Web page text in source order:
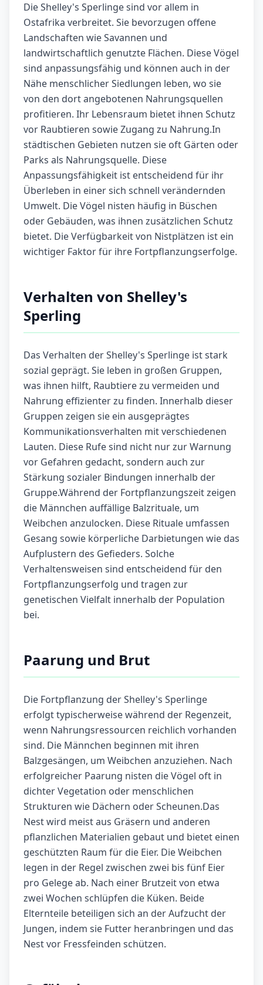
Die Shelley's Sperlinge sind vor allem in
Ostafrika verbreitet. Sie bevorzugen offene
Landschaften wie Savannen und
landwirtschaftlich genutzte Flächen. Diese Vögel
sind anpassungsfähig und können auch in der
Nähe menschlicher Siedlungen leben, wo sie
von den dort angebotenen Nahrungsquellen
profitieren. Ihr Lebensraum bietet ihnen Schutz
vor Raubtieren sowie Zugang zu Nahrung.In
städtischen Gebieten nutzen sie oft Gärten oder
Parks als Nahrungsquelle. Diese
Anpassungsfähigkeit ist entscheidend für ihr
Überleben in einer sich schnell verändernden
Umwelt. Die Vögel nisten häufig in Büschen
oder Gebäuden, was ihnen zusätzlichen Schutz
bietet. Die Verfügbarkeit von Nistplätzen ist ein
wichtiger Faktor für ihre Fortpflanzungserfolge.
Verhalten von Shelley's
Sperling
Das Verhalten der Shelley's Sperlinge ist stark
sozial geprägt. Sie leben in großen Gruppen,
was ihnen hilft, Raubtiere zu vermeiden und
Nahrung effizienter zu finden. Innerhalb dieser
Gruppen zeigen sie ein ausgeprägtes
Kommunikationsverhalten mit verschiedenen
Lauten. Diese Rufe sind nicht nur zur Warnung
vor Gefahren gedacht, sondern auch zur
Stärkung sozialer Bindungen innerhalb der
Gruppe.Während der Fortpflanzungszeit zeigen
die Männchen auffällige Balzrituale, um
Weibchen anzulocken. Diese Rituale umfassen
Gesang sowie körperliche Darbietungen wie das
Aufplustern des Gefieders. Solche
Verhaltensweisen sind entscheidend für den
Fortpflanzungserfolg und tragen zur
genetischen Vielfalt innerhalb der Population
bei.
Paarung und Brut
Die Fortpflanzung der Shelley's Sperlinge
erfolgt typischerweise während der Regenzeit,
wenn Nahrungsressourcen reichlich vorhanden
sind. Die Männchen beginnen mit ihren
Balzgesängen, um Weibchen anzuziehen. Nach
erfolgreicher Paarung nisten die Vögel oft in
dichter Vegetation oder menschlichen
Strukturen wie Dächern oder Scheunen.Das
Nest wird meist aus Gräsern und anderen
pflanzlichen Materialien gebaut und bietet einen
geschützten Raum für die Eier. Die Weibchen
legen in der Regel zwischen zwei bis fünf Eier
pro Gelege ab. Nach einer Brutzeit von etwa
zwei Wochen schlüpfen die Küken. Beide
Elternteile beteiligen sich an der Aufzucht der
Jungen, indem sie Futter heranbringen und das
Nest vor Fressfeinden schützen.